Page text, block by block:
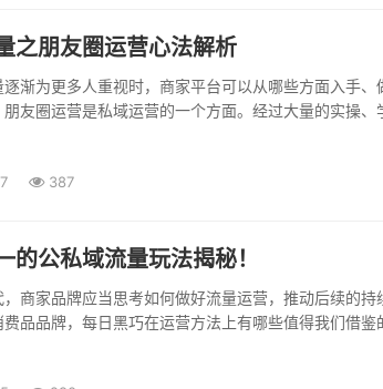
之朋友圈运营心法解析
逐渐为更多人重视时，商家平台可以从哪些方面入手
朋友圈运营是私域运营的一个方面。经过大量的实操、
387
的公私域流量玩法揭秘！
商家品牌应当思考如何做好流量运营，推动后续的持
费品品牌，每日黑巧在运营方法上有哪些值得我们借鉴